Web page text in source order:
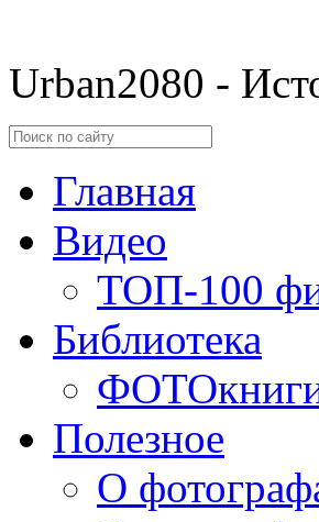
Urban2080 -
Главная
Видео
ТОП-100
Библиотека
Полезное
О